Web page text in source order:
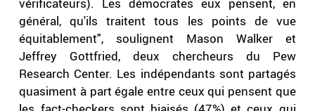
vérificateurs). Les démocrates eux pensent, en
général, qu'ils traitent tous les points de vue
équitablement", soulignent Mason Walker et
Jeffrey Gottfried, deux chercheurs du Pew
Research Center. Les indépendants sont partagés
quasiment à part égale entre ceux qui pensent que